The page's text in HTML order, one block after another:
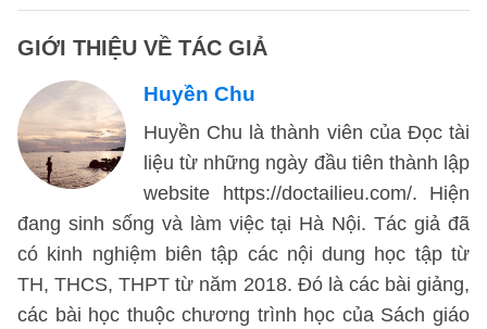
GIỚI THIỆU VỀ TÁC GIẢ
Huyền Chu
Huyền Chu là thành viên của Đọc tài
liệu từ những ngày đầu tiên thành lập
website https://doctailieu.com/. Hiện
đang sinh sống và làm việc tại Hà Nội. Tác giả đã
có kinh nghiệm biên tập các nội dung học tập từ
TH, THCS, THPT từ năm 2018. Đó là các bài giảng,
các bài học thuộc chương trình học của Sách giáo